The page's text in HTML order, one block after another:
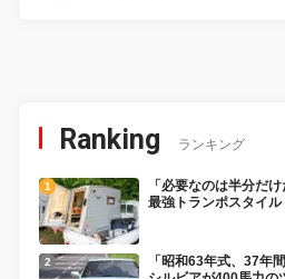
Ranking ランキング
「必要なのは半分だ
最強トランポスタイル
「昭和63年式、37年